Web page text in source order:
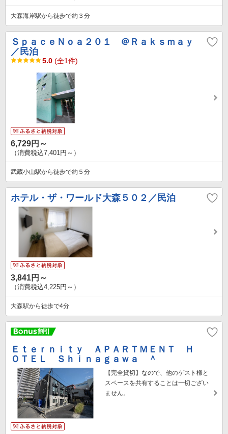
大森海岸駅から徒歩で約３分
ＳｐａｃｅＮｏａ２０１ ＠Ｒａｋｓｍａｙ
／民泊
5.0 (全1件)
6,729円～
（消費税込7,401円～）
武蔵小山駅から徒歩で約５分
ホテル・ザ・ワールド大森５０２／民泊
3,841円～
（消費税込4,225円～）
大森駅から徒歩で4分
Ｅｔｅｒｎｉｔｙ ＡＰＡＲＴＭＥＮＴ Ｈ
ＯＴＥＬ Ｓｈｉｎａｇａｗａ ＾
【完全貸切】なので、他のゲスト様と
スペースを共有することは一切ござい
ません。